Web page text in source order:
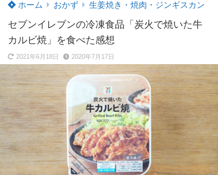
ホーム おかず 生姜焼き・焼肉・ジンギスカン
セブンイレブンの冷凍食品「炭火で焼いた牛
カルビ焼」を食べた感想
2021年6月18日 2020年7月17日